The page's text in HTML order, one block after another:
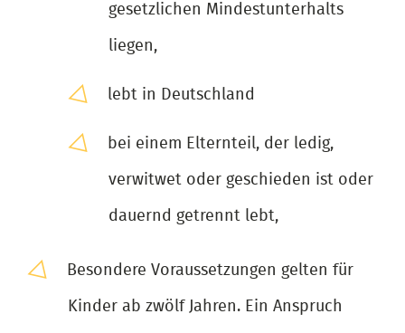
gesetzlichen Mindestunterhalts
liegen,
lebt in Deutschland
bei einem Elternteil, der ledig,
verwitwet oder geschieden ist oder
dauernd getrennt lebt,
Besondere Voraussetzungen gelten für
Kinder ab zwölf Jahren. Ein Anspruch